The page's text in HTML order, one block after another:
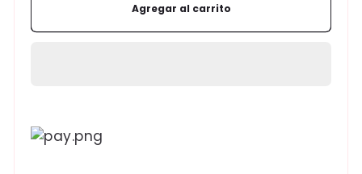
1
GRATIS
1
GRATIS
Agregar al carrito
Formas
de